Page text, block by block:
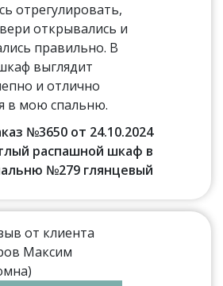
отрегулировать,
открывались и
правильно. В
выглядит
и отлично
в мою спальню.
№3650 от 24.10.2024
распашной шкаф в
№279 глянцевый